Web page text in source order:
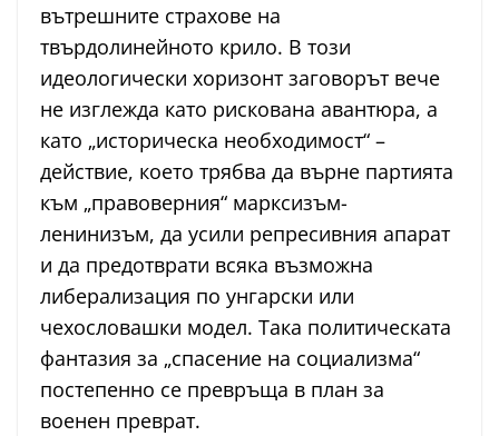
вътрешните страхове на
твърдолинейното крило. В този
идеологически хоризонт заговорът вече
не изглежда като рискована авантюра, а
като „историческа необходимост“ –
действие, което трябва да върне партията
към „правоверния“ марксизъм-
ленинизъм, да усили репресивния апарат
и да предотврати всяка възможна
либерализация по унгарски или
чехословашки модел. Така политическата
фантазия за „спасение на социализма“
постепенно се превръща в план за
военен преврат.